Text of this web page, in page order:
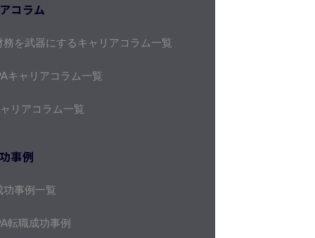
コラム
務を武器にするキャリアコラム一覧
キャリアコラム一覧
リアコラム一覧
事例
功事例一覧
転職成功事例